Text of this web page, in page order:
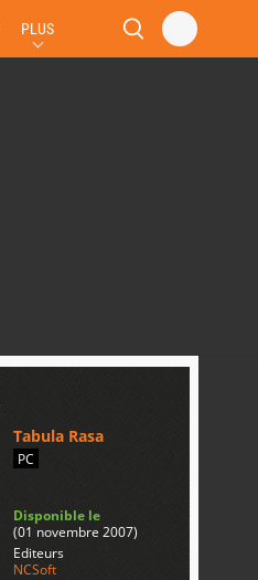
PLUS
Tabula Rasa
PC
Disponible le
(01 novembre 2007)
Editeurs
NCSoft